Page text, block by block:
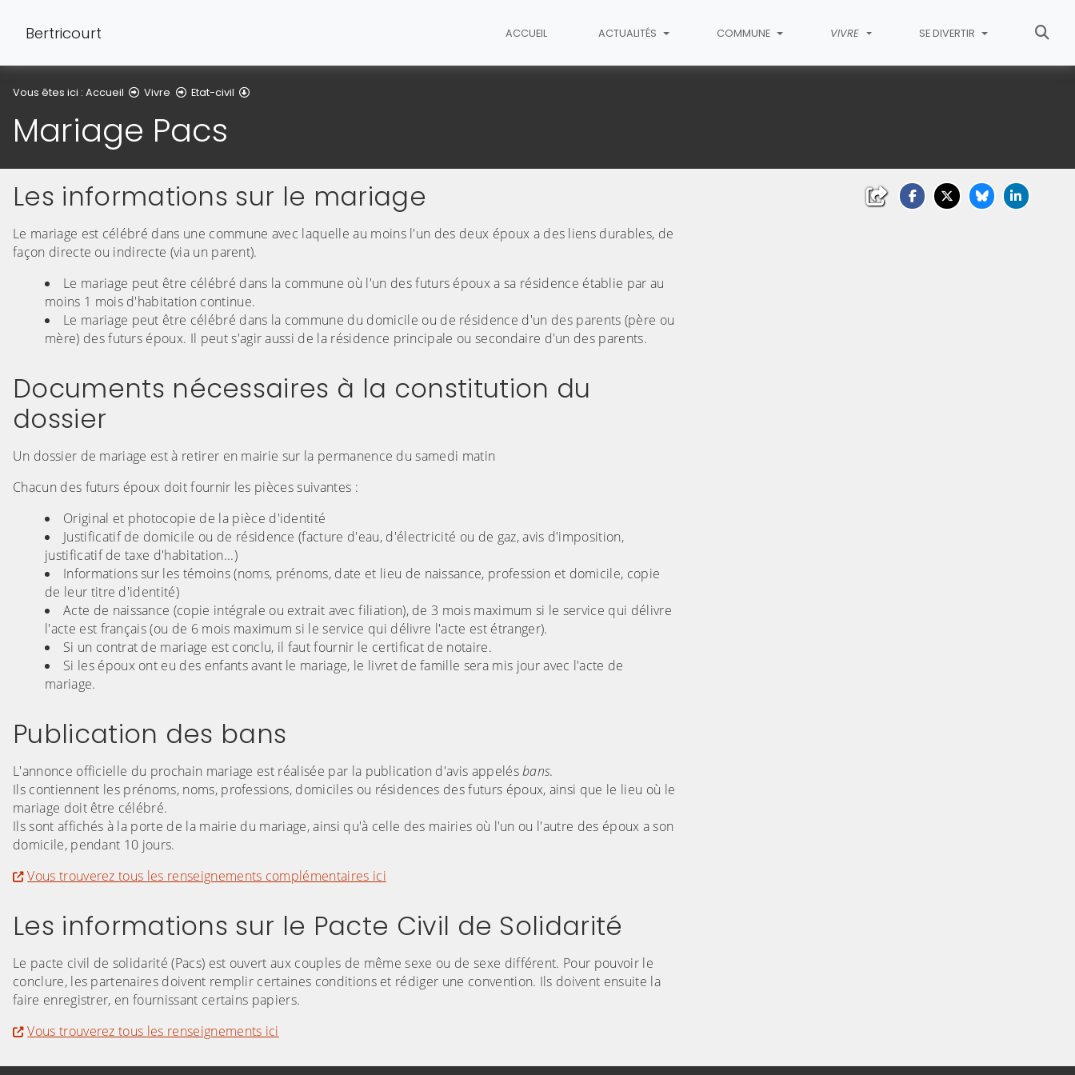
Bertricourt ACCUEIL ACTUALITÉS COMMUNE VIVRE SE DIVERTIR
Vous êtes ici : Accueil Vivre Etat-civil
Mariage Pacs
Les informations sur le mariage
Le mariage est célébré dans une commune avec laquelle au moins l'un des deux époux a des liens durables, de
façon directe ou indirecte (via un parent).
Le mariage peut être célébré dans la commune où l'un des futurs époux a sa résidence établie par au
moins 1 mois d'habitation continue.
Le mariage peut être célébré dans la commune du domicile ou de résidence d'un des parents (père ou
mère) des futurs époux. Il peut s'agir aussi de la résidence principale ou secondaire d'un des parents.
Documents nécessaires à la constitution du
dossier
Un dossier de mariage est à retirer en mairie sur la permanence du samedi matin
Chacun des futurs époux doit fournir les pièces suivantes :
Original et photocopie de la pièce d'identité
Justificatif de domicile ou de résidence (facture d'eau, d'électricité ou de gaz, avis d'imposition,
justificatif de taxe d'habitation...)
Informations sur les témoins (noms, prénoms, date et lieu de naissance, profession et domicile, copie
de leur titre d'identité)
Acte de naissance (copie intégrale ou extrait avec filiation), de 3 mois maximum si le service qui délivre
l'acte est français (ou de 6 mois maximum si le service qui délivre l'acte est étranger).
Si un contrat de mariage est conclu, il faut fournir le certificat de notaire.
Si les époux ont eu des enfants avant le mariage, le livret de famille sera mis jour avec l'acte de
mariage.
Publication des bans
L'annonce officielle du prochain mariage est réalisée par la publication d'avis appelésbans.
Ils contiennent les prénoms, noms, professions, domiciles ou résidences des futurs époux, ainsi que le lieu où le
mariage doit être célébré.
Ils sont affichés à la porte de la mairie du mariage, ainsi qu'à celle des mairies où l'un ou l'autre des époux a son
domicile, pendant 10 jours.
Vous trouverez tous les renseignements complémentaires ici
Les informations sur le Pacte Civil de Solidarité
Le pacte civil de solidarité (Pacs) est ouvert aux couples de même sexe ou de sexe différent. Pour pouvoir le
conclure, les partenaires doivent remplir certaines conditions et rédiger une convention. Ils doivent ensuite la
faire enregistrer, en fournissant certains papiers.
Vous trouverez tous les renseignements ici